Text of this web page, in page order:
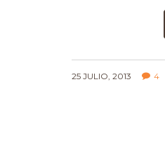
25 JULIO, 2013 4